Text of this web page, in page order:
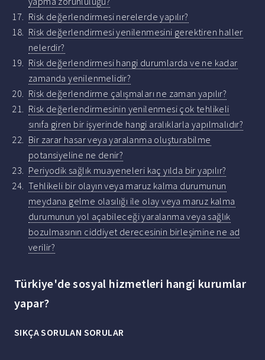
Risk değerlendirmesi nerelerde yapılır?
Risk değerlendirmesi yenilenmesini gerektiren haller
nelerdir?
Risk değerlendirmesi hangi durumlarda ve ne kadar
zamanda yenilenmelidir?
Risk değerlendirme çalışmaları ne zaman yapılır?
Risk değerlendirmesinin yenilenmesi çok tehlikeli
sınıfa giren bir işyerinde hangi aralıklarla yapılmalıdır?
Bir zarar hasar veya yaralanma oluşturabilme
potansiyeline ne denir?
Periyodik sağlık muayeneleri kaç yılda bir yapılır?
Tehlikeli bir olayın veya maruz kalma durumunun
meydana gelme olasılığı ile olay veya maruz kalma
durumunun yol açabileceği yaralanma veya sağlık
bozulmasının ciddiyet derecesinin birleşimine ne ad
verilir?
Türkiye'de sosyal hizmetleri hangi kurumlar
yapar?
SIKÇA SORULAN SORULAR